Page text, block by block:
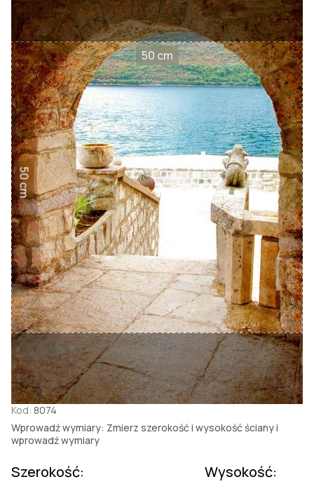
50 cm
50 cm
Kod: 8074
Wprowadź wymiary: Zmierz szerokość i wysokość ściany i
wprowadź wymiary
Szerokość: Wysokość: